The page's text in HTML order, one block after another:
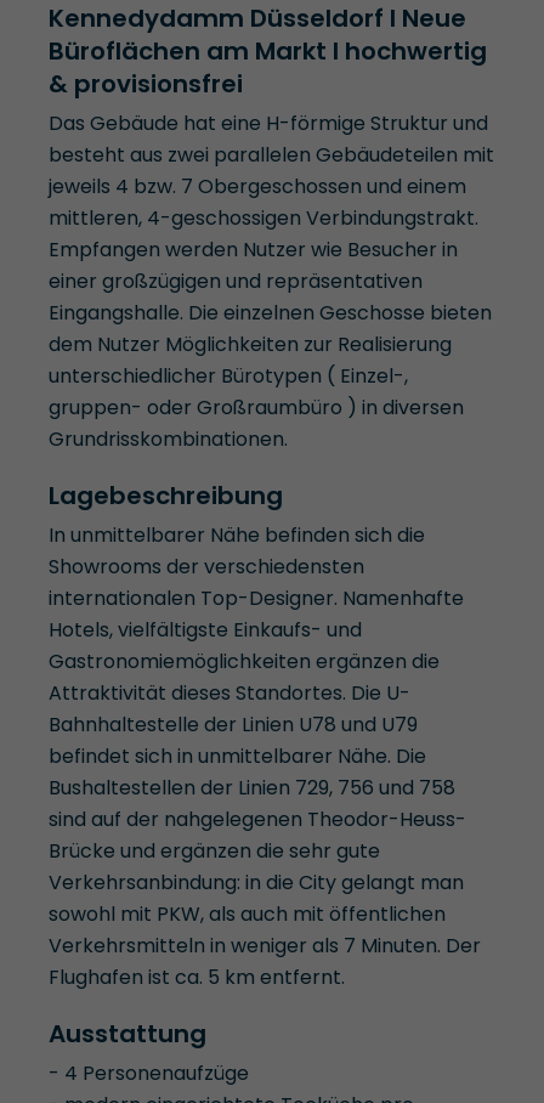
Kennedydamm Düsseldorf I Neue
Büroflächen am Markt I hochwertig
& provisionsfrei
Das Gebäude hat eine H-förmige Struktur und
besteht aus zwei parallelen Gebäudeteilen mit
jeweils 4 bzw. 7 Obergeschossen und einem
mittleren, 4-geschossigen Verbindungstrakt.
Empfangen werden Nutzer wie Besucher in
einer großzügigen und repräsentativen
Eingangshalle. Die einzelnen Geschosse bieten
dem Nutzer Möglichkeiten zur Realisierung
unterschiedlicher Bürotypen ( Einzel-,
gruppen- oder Großraumbüro ) in diversen
Grundrisskombinationen.
Lagebeschreibung
In unmittelbarer Nähe befinden sich die
Showrooms der verschiedensten
internationalen Top-Designer. Namenhafte
Hotels, vielfältigste Einkaufs- und
Gastronomiemöglichkeiten ergänzen die
Attraktivität dieses Standortes. Die U-
Bahnhaltestelle der Linien U78 und U79
befindet sich in unmittelbarer Nähe. Die
Bushaltestellen der Linien 729, 756 und 758
sind auf der nahgelegenen Theodor-Heuss-
Brücke und ergänzen die sehr gute
Verkehrsanbindung: in die City gelangt man
sowohl mit PKW, als auch mit öffentlichen
Verkehrsmitteln in weniger als 7 Minuten. Der
Flughafen ist ca. 5 km entfernt.
Ausstattung
- 4 Personenaufzüge